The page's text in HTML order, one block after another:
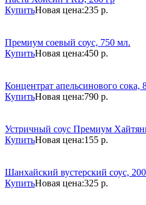
КупитьНовая цена:235 р.
Премиум соевый соус, 750 мл.
КупитьНовая цена:450 р.
Концентрат апельсинового сока,
КупитьНовая цена:790 р.
Устричный соус Премиум
КупитьНовая цена:155 р.
Шанхайский вустерский соус,
КупитьНовая цена:325 р.